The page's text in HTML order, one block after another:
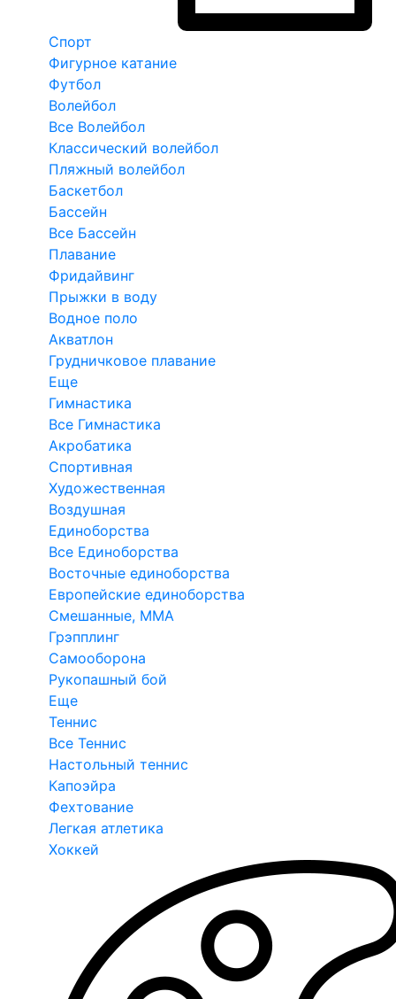
Спорт
Фигурное катание
Футбол
Волейбол
Все Волейбол
Классический волейбол
Пляжный волейбол
Баскетбол
Бассейн
Все Бассейн
Плавание
Фридайвинг
Прыжки в воду
Водное поло
Акватлон
Грудничковое плавание
Еще
Гимнастика
Все Гимнастика
Акробатика
Спортивная
Художественная
Воздушная
Единоборства
Все Единоборства
Восточные единоборства
Европейские единоборства
Смешанные, ММА
Грэпплинг
Самооборона
Рукопашный бой
Еще
Теннис
Все Теннис
Настольный теннис
Капоэйра
Фехтование
Легкая атлетика
Хоккей